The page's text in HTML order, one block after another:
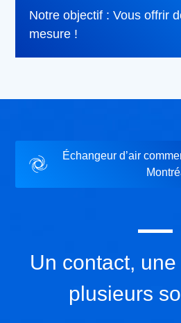
Notre objectif : Vous offrir
mesure !
Échangeur d’air
Un contact,
plusieurs